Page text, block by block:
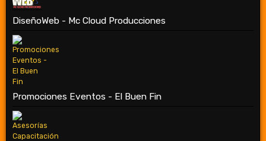
DiseñoWeb - Mc Cloud Producciones
Promociones Eventos - El Buen Fin